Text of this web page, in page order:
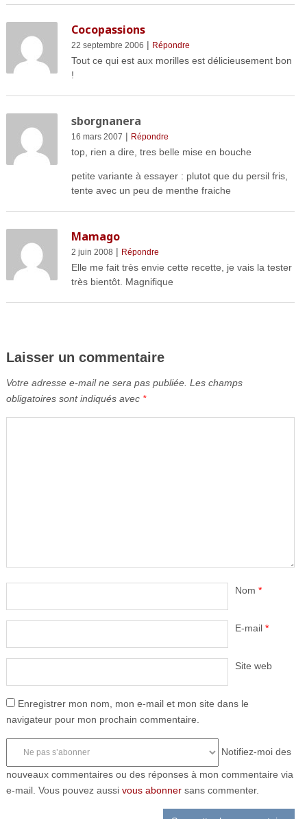
Cocopassions
22 septembre 2006 | Répondre
Tout ce qui est aux morilles est délicieusement bon
!
sborgnanera
16 mars 2007 | Répondre
top, rien a dire, tres belle mise en bouche
petite variante à essayer : plutot que du persil fris,
tente avec un peu de menthe fraiche
Mamago
2 juin 2008 | Répondre
Elle me fait très envie cette recette, je vais la tester
très bientôt. Magnifique
Laisser un commentaire
Votre adresse e-mail ne sera pas publiée. Les champs
obligatoires sont indiqués avec *
Nom *
E-mail *
Site web
Enregistrer mon nom, mon e-mail et mon site dans le
navigateur pour mon prochain commentaire.
Notifiez-moi des
nouveaux commentaires ou des réponses à mon commentaire via
e-mail. Vous pouvez aussi vous abonnersans commenter.